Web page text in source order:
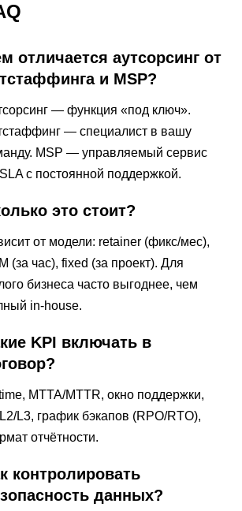
отличается аутсорсинг от
и MSP?
— функция «под ключ».
— специалист в вашу
MSP — управляемый сервис
с постоянной поддержкой.
это стоит?
от модели: retainer (фикс/мес),
(за час), fixed (за проект). Для
бизнеса часто выгоднее, чем
in-house.
KPI включать в
MTTA/MTTR, окно поддержки,
L3, график бэкапов (RPO/RTO),
отчётности.
контролировать
данных?